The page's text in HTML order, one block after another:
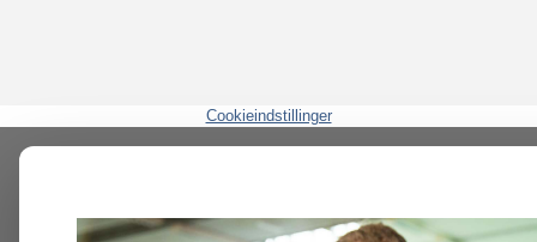
Cookieindstillinger